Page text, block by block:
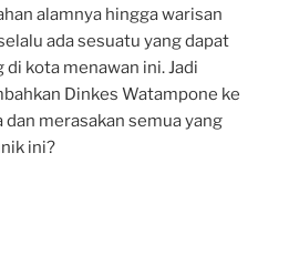
alamnya hingga warisan
ada sesuatu yang dapat
kota menawan ini. Jadi
Dinkes Watampone ke
merasakan semua yang
ini?